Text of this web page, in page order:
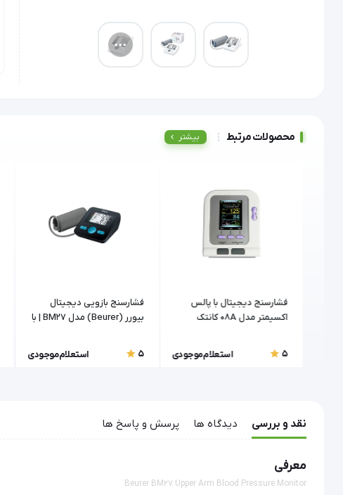
محصولات مرتبط بیشتر
فشارسنج دیجیتال با پالس
اکسیمتر مدل 08A کانتک
5
استعلام موجودی
فشارسنج بازویی دیجیتال
بیورر (Beurer) مدل BM27 | با
5
استعلام موجودی
نقد و بررسی دیدگاه ها پرسش و پاسخ ها
معرفی
Beurer BM27 Upper Arm Blood Pressure Monitor